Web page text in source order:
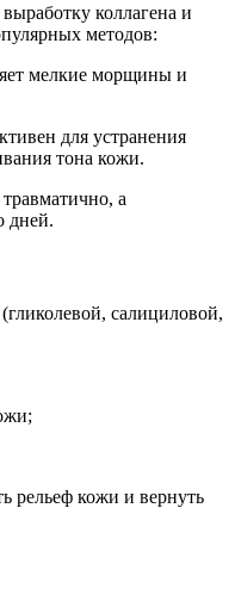
коллагена и
методов:
мелкие морщины и
для устранения
тона кожи.
а
дней.
салициловой,
рельеф кожи и вернуть